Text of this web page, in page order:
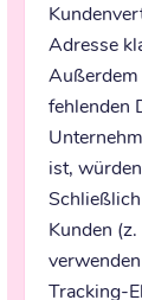
Adresse
Außerdem
fehlenden
ist,
Kunden
Tracking-